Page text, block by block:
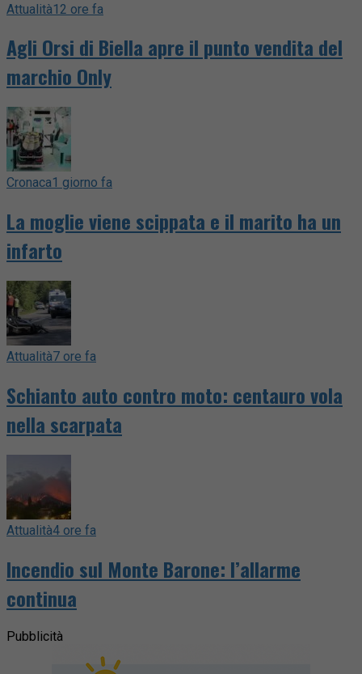
Attualità12 ore fa
Agli Orsi di Biella apre il punto vendita del
marchio Only
Cronaca1 giorno fa
La moglie viene scippata e il marito ha un
infarto
Attualità7 ore fa
Schianto auto contro moto: centauro vola
nella scarpata
Attualità4 ore fa
Incendio sul Monte Barone: l’allarme
continua
Pubblicità